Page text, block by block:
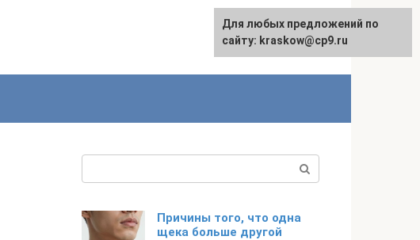
Причины того, что одна
щека больше другой
Для любых предложений по
сайту: kraskow@cp9.ru